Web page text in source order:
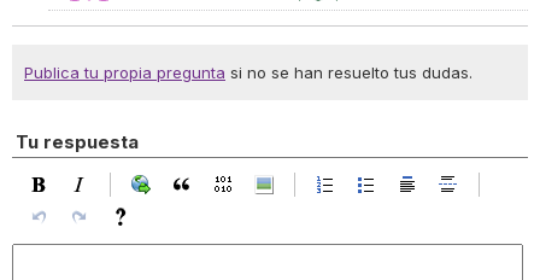
Publica tu propia pregunta si no se han resuelto tus dudas.
Tu respuesta